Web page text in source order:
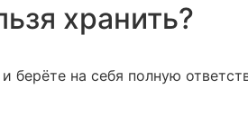
хранить?
на себя полную